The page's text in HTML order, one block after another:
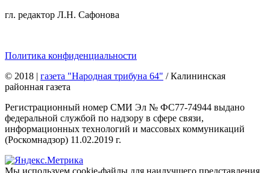
гл. редактор Л.Н. Сафонова
Политика конфиденциальности
© 2018 | газета "Народная трибуна 64" / Калининская
районная газета
Регистрационный номер СМИ Эл № ФС77-74944 выдано
федеральной службой по надзору в сфере связи,
информационных технологий и массовых коммуникаций
(Роскомнадзор) 11.02.2019 г.
Мы используем cookie-файлы для наилучшего представления